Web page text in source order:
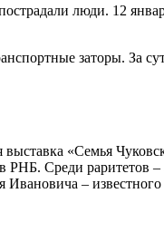
люди. 12
заторы. За
«Семья
РНБ. Среди
–